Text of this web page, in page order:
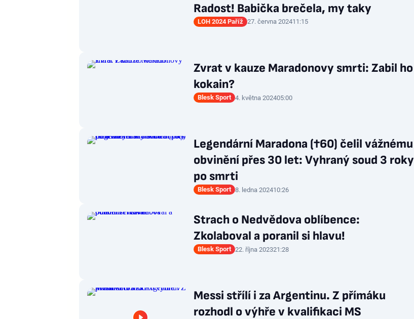
Radost! Babička brečela, my taky
LOH 2024 Paříž 27. června 202411:15
Zvrat v kauze Maradonovy smrti: Zabil ho
kokain?
Blesk Sport 4. května 202405:00
Legendární Maradona (†60) čelil vážnému
obvinění přes 30 let: Vyhraný soud 3 roky
po smrti
Blesk Sport 8. ledna 202410:26
Strach o Nedvědova oblíbence:
Zkolaboval a poranil si hlavu!
Blesk Sport 22. října 202321:28
Messi střílí i za Argentinu. Z přímáku
rozhodl o výhře v kvalifikaci MS